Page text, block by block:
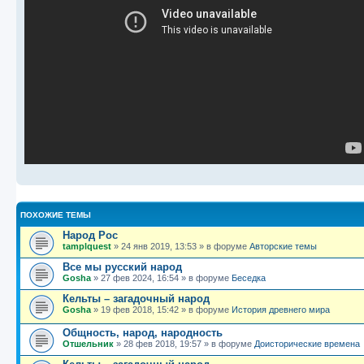
ПОХОЖИЕ ТЕМЫ
Народ Рос
tamplquest » 24 янв 2019, 13:53 » в форуме Авторские темы
Все мы русский народ
Gosha » 27 фев 2024, 16:54 » в форуме Беседка
Кельты – загадочный народ
Gosha » 19 фев 2018, 15:42 » в форуме История древнего мира
Общность, народ, народность
Отшельник » 28 фев 2018, 19:57 » в форуме Доисторические времена